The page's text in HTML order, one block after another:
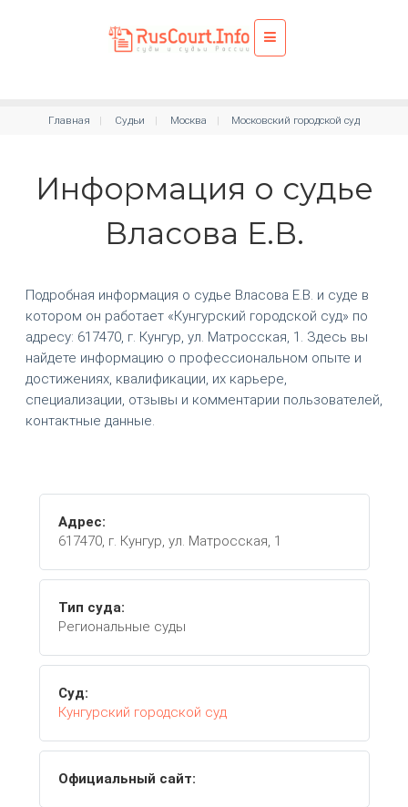
Главная Судьи Москва Московский городской суд
Информация о судье
Власова Е.В.
Подробная информация о судье Власова Е.В. и суде в
котором он работает «Кунгурский городской суд» по
адресу: 617470, г. Кунгур, ул. Матросская, 1. Здесь вы
найдете информацию о профессиональном опыте и
достижениях, квалификации, их карьере,
специализации, отзывы и комментарии пользователей,
контактные данные.
Адрес:
617470, г. Кунгур, ул. Матросская, 1
Тип суда:
Региональные суды
Суд:
Кунгурский городской суд
Официальный сайт: